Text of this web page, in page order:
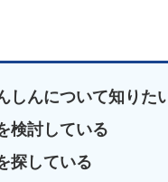
しんについて知りた
検討している
探している